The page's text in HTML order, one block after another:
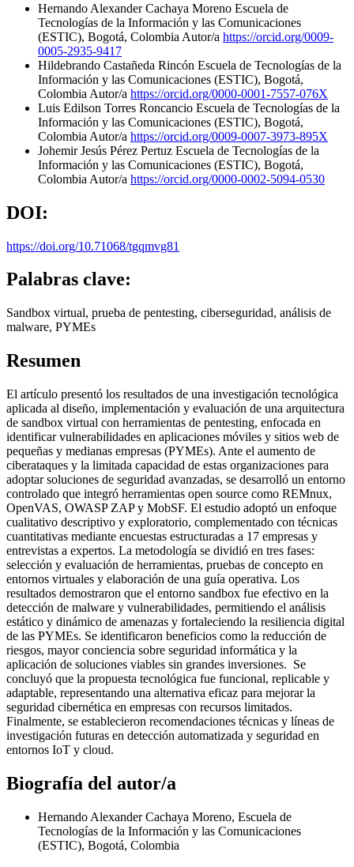
Hernando Alexander Cachaya Moreno Escuela de
Tecnologías de la Información y las Comunicaciones
(ESTIC), Bogotá, Colombia Autor/a https://orcid.org/0009-
0005-2935-9417
Hildebrando Castañeda Rincón Escuela de Tecnologías de la
Información y las Comunicaciones (ESTIC), Bogotá,
Colombia Autor/a https://orcid.org/0000-0001-7557-076X
Luis Edilson Torres Roncancio Escuela de Tecnologías de la
Información y las Comunicaciones (ESTIC), Bogotá,
Colombia Autor/a https://orcid.org/0009-0007-3973-895X
Johemir Jesús Pérez Pertuz Escuela de Tecnologías de la
Información y las Comunicaciones (ESTIC), Bogotá,
Colombia Autor/a https://orcid.org/0000-0002-5094-0530
DOI:
https://doi.org/10.71068/tgqmvg81
Palabras clave:
Sandbox virtual, prueba de pentesting, ciberseguridad, análisis de
malware, PYMEs
Resumen
El artículo presentó los resultados de una investigación tecnológica
aplicada al diseño, implementación y evaluación de una arquitectura
de sandbox virtual con herramientas de pentesting, enfocada en
identificar vulnerabilidades en aplicaciones móviles y sitios web de
pequeñas y medianas empresas (PYMEs). Ante el aumento de
ciberataques y la limitada capacidad de estas organizaciones para
adoptar soluciones de seguridad avanzadas, se desarrolló un entorno
controlado que integró herramientas open source como REMnux,
OpenVAS, OWASP ZAP y MobSF. El estudio adoptó un enfoque
cualitativo descriptivo y exploratorio, complementado con técnicas
cuantitativas mediante encuestas estructuradas a 17 empresas y
entrevistas a expertos. La metodología se dividió en tres fases:
selección y evaluación de herramientas, pruebas de concepto en
entornos virtuales y elaboración de una guía operativa. Los
resultados demostraron que el entorno sandbox fue efectivo en la
detección de malware y vulnerabilidades, permitiendo el análisis
estático y dinámico de amenazas y fortaleciendo la resiliencia digital
de las PYMEs. Se identificaron beneficios como la reducción de
riesgos, mayor conciencia sobre seguridad informática y la
aplicación de soluciones viables sin grandes inversiones. Se
concluyó que la propuesta tecnológica fue funcional, replicable y
adaptable, representando una alternativa eficaz para mejorar la
seguridad cibernética en empresas con recursos limitados.
Finalmente, se establecieron recomendaciones técnicas y líneas de
investigación futuras en detección automatizada y seguridad en
entornos IoT y cloud.
Biografía del autor/a
Hernando Alexander Cachaya Moreno, Escuela de
Tecnologías de la Información y las Comunicaciones
(ESTIC), Bogotá, Colombia